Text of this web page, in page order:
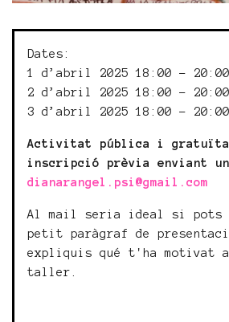
Dates:
1 d’abril 2025 18:00 - 20:00
2 d’abril 2025 18:00 - 20:00
3 d’abril 2025 18:00 - 20:00
Activitat pública i gratuïta
inscripció prèvia enviant
dianarangel.psi@gmail.com
Al mail seria ideal si pots
petit paràgraf de
expliquis qué t'ha motivat
taller.